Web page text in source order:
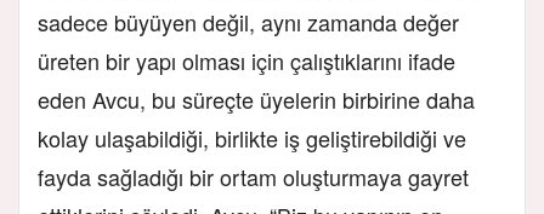
sadece büyüyen değil, aynı zamanda değer
üreten bir yapı olması için çalıştıklarını ifade
eden Avcu, bu süreçte üyelerin birbirine daha
kolay ulaşabildiği, birlikte iş geliştirebildiği ve
fayda sağladığı bir ortam oluşturmaya gayret